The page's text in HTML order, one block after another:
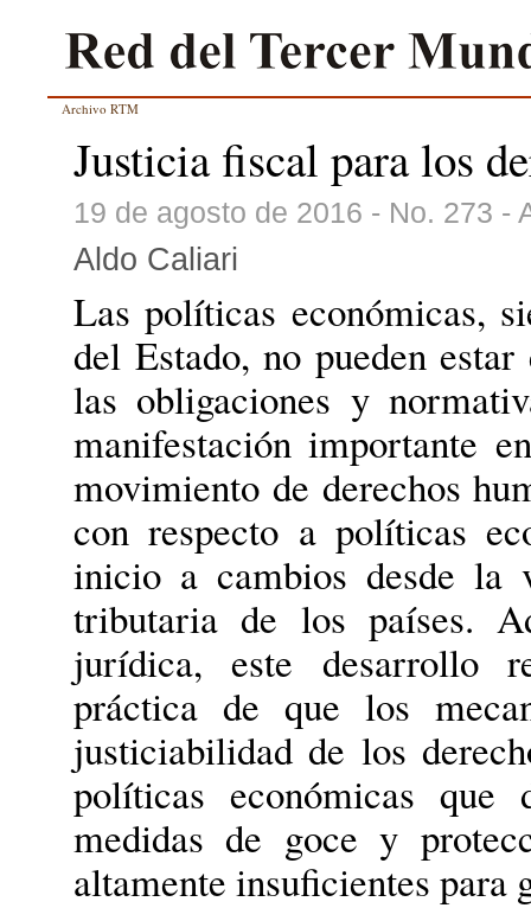
Archivo RTM
Justicia fiscal para los
19 de agosto de 2016 - No. 273 -
Aldo Caliari
Las políticas económicas,
del Estado, no pueden
las obligaciones y
manifestación importante
movimiento de derechos
con respecto a políticas
inicio a cambios desde
tributaria de los países.
jurídica, este desarrollo
práctica de que los
justiciabilidad de los
políticas económicas que
medidas de goce y
altamente insuficientes para